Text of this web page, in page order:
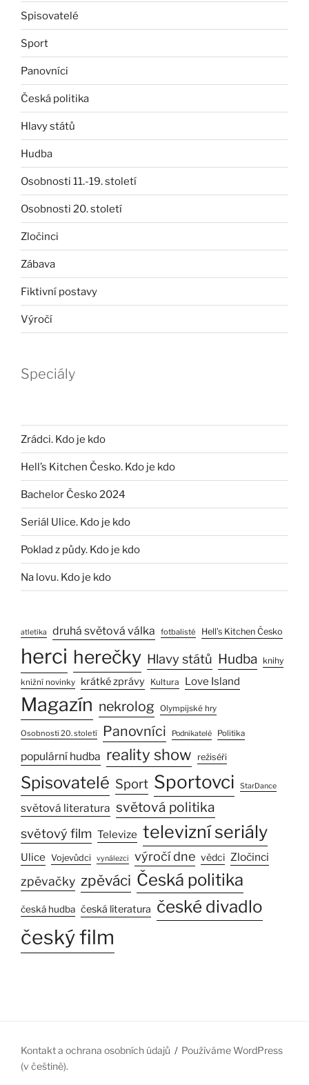
Spisovatelé
Sport
Panovníci
Česká politika
Hlavy států
Hudba
Osobnosti 11.-19. století
Osobnosti 20. století
Zločinci
Zábava
Fiktivní postavy
Výročí
Speciály
Zrádci. Kdo je kdo
Hell’s Kitchen Česko. Kdo je kdo
Bachelor Česko 2024
Seriál Ulice. Kdo je kdo
Poklad z půdy. Kdo je kdo
Na lovu. Kdo je kdo
atletika druhá světová válka fotbalisté Hell’s Kitchen Česko
herci herečky Hlavy států Hudba knihy
knižní novinky krátké zprávy Kultura Love Island
Magazín nekrolog Olympijské hry
Osobnosti 20. století Panovníci Podnikatelé Politika
populární hudba reality show režiséři
Spisovatelé Sport Sportovci StarDance
světová literatura světová politika
světový film Televize televizní seriály
Ulice Vojevůdci vynálezci výročí dne vědci Zločinci
zpěvačky zpěváci Česká politika
česká hudba česká literatura české divadlo
český film
Kontakt a ochrana osobních údajů
Používáme WordPress
(v češtině).